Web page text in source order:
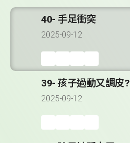
40- 手足衝突
2025-09-12
39- 孩子過動又調皮?
2025-09-12